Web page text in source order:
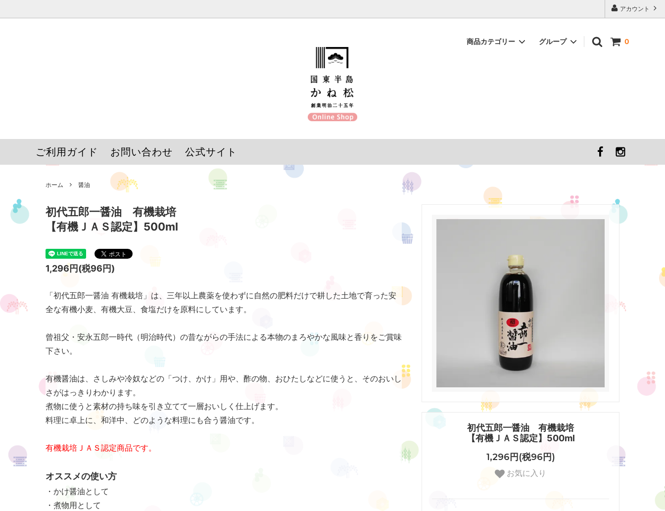
アカウント
0
商品カテゴリー
味噌
糀製品（甘酒、塩糀、醤油糀）
グループ
ご利用ガイド お問い合わせ 公式サイト
ホーム 醤油
初代五郎一醤油 有機栽培
【有機ＪＡＳ認定】500ml
1,296円(税96円)
お気に入り
初代五郎一醤油 有機栽培
【有機ＪＡＳ認定】500ml
1,296円(税96円)
「初代五郎一醤油 有機栽培」は、三年以上農薬を使わずに自然の肥料だけで耕した土地で育った安
全な有機小麦、有機大豆、食塩だけを原料にしています。
曾祖父・安永五郎一時代（明治時代）の昔ながらの手法による本物のまろやかな風味と香りをご賞味
下さい。
有機醤油は、さしみや冷奴などの「つけ、かけ」用や、酢の物、おひたしなどに使うと、そのおいし
さがはっきりわかります。
煮物に使うと素材の持ち味を引き立てて一層おいしく仕上げます。
料理に卓上に、和洋中、どのような料理にも合う醤油です。
有機栽培ＪＡＳ認定商品です。
オススメの使い方
・かけ醤油として
・煮物用として